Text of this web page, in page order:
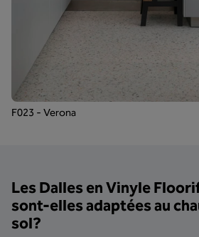
F023 - Verona
Les Dalles en Vinyle
sont-elles adaptées au
sol?